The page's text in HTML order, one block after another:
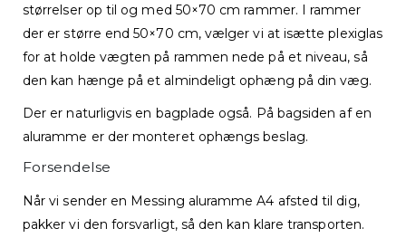
størrelser op til og med 50×70 cm rammer. I rammer
der er større end 50×70 cm, vælger vi at isætte plexiglas
for at holde vægten på rammen nede på et niveau, så
den kan hænge på et almindeligt ophæng på din væg.
Der er naturligvis en bagplade også. På bagsiden af en
aluramme er der monteret ophængs beslag.
Forsendelse
Når vi sender en Messing aluramme A4 afsted til dig,
pakker vi den forsvarligt, så den kan klare transporten.